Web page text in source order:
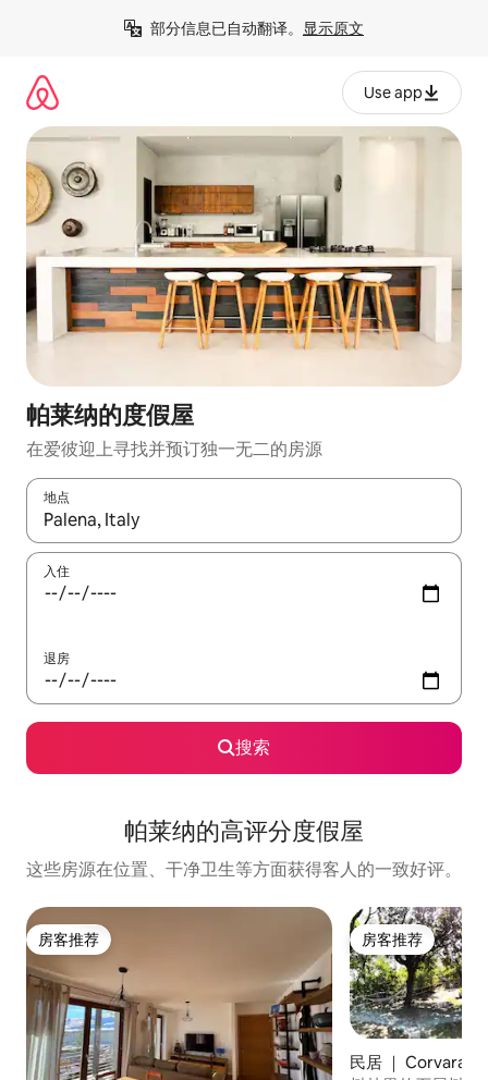
部分信息已自动翻译。 显示原文
Use app
帕莱纳的度假屋
在爱彼迎上寻找并预订独一无二的房源
地点
如有搜索结果，请使用上下方向键查看，或通过点击或滑动手势
入住
退房
搜索
帕莱纳的高评分度假屋
这些房源在位置、干净卫生等方面获得客人的一致好评。
房客推荐
房客推荐 房客推荐
房客推荐
民居 ｜ Corvara